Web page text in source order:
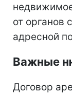
от органов
адресной
Важные
Договор